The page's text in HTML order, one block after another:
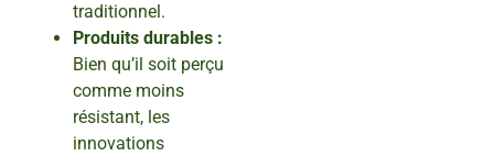
traditionnel.
Produits durables :
Bien qu’il soit perçu
comme moins
résistant, les
innovations